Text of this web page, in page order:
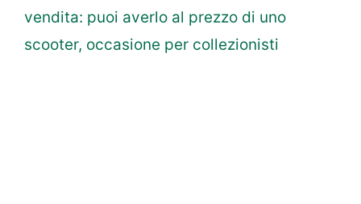
vendita: puoi averlo al prezzo di uno
scooter, occasione per collezionisti